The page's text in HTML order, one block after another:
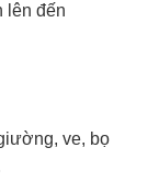
lên đến
ve, bọ